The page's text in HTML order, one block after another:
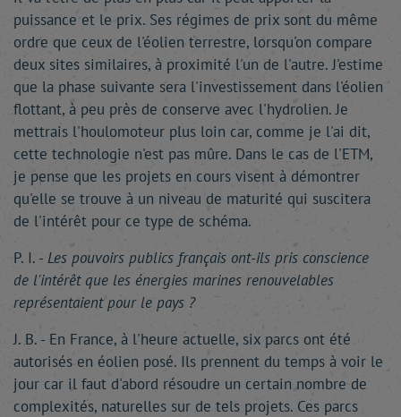
puissance et le prix. Ses régimes de prix sont du même
ordre que ceux de l'éolien terrestre, lorsqu'on compare
deux sites similaires, à proximité l'un de l'autre. J'estime
que la phase suivante sera l'investissement dans l'éolien
flottant, à peu près de conserve avec l'hydrolien. Je
mettrais l'houlomoteur plus loin car, comme je l'ai dit,
cette technologie n'est pas mûre. Dans le cas de l'ETM,
je pense que les projets en cours visent à démontrer
qu'elle se trouve à un niveau de maturité qui suscitera
de l'intérêt pour ce type de schéma.
P. I. - Les pouvoirs publics français ont-ils pris conscience
de l'intérêt que les énergies marines renouvelables
représentaient pour le pays ?
J. B. - En France, à l'heure actuelle, six parcs ont été
autorisés en éolien posé. Ils prennent du temps à voir le
jour car il faut d'abord résoudre un certain nombre de
complexités, naturelles sur de tels projets. Ces parcs